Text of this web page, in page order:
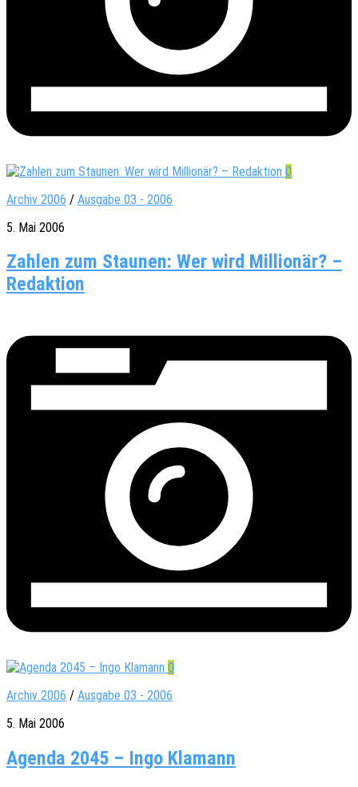
0
Archiv 2006 / Ausgabe 03 - 2006
5. Mai 2006
Zahlen zum Staunen: Wer wird Millionär? –
Redaktion
0
Archiv 2006 / Ausgabe 03 - 2006
5. Mai 2006
Agenda 2045 – Ingo Klamann